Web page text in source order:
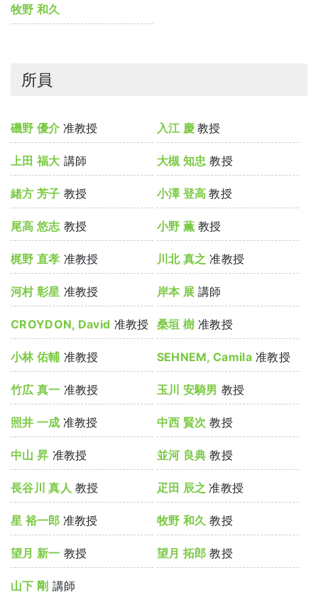
牧野 和久
所員
磯野 優介 准教授 入江 慶 教授
上田 福大 講師 大槻 知忠 教授
緒方 芳子 教授 小澤 登高教授
尾高 悠志教授 小野 薫教授
梶野 直孝 准教授 川北 真之 准教授
河村 彰星 准教授 岸本 展講師
CROYDON, David 准教授 桑垣 樹准教授
小林 佑輔 准教授 SEHNEM, Camila准教授
竹広 真一 准教授 玉川 安騎男 教授
照井 一成 准教授 中西 賢次 教授
中山 昇 准教授 並河 良典 教授
長谷川 真人 教授 疋田 辰之 准教授
星 裕一郎 准教授 牧野 和久 教授
望月 新一 教授 望月 拓郎 教授
山下 剛 講師